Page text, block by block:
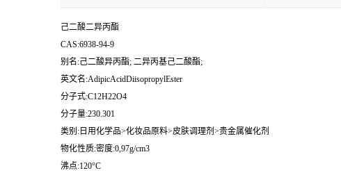
己二酸二异丙酯
CAS:6938-94-9
别名:己二酸异丙酯; 二异丙基己二酸酯;
英文名:AdipicAcidDiisopropylEster
分子式:C12H22O4
分子量:230.301
类别:日用化学品>化妆品原料>皮肤调理剂>贵金属催化剂
物化性质:密度:0,97g/cm3
沸点:120°C